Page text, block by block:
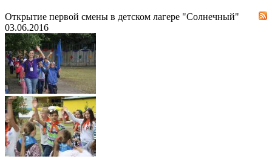
Открытие первой смены в детском лагере "Солнечный"
03.06.2016